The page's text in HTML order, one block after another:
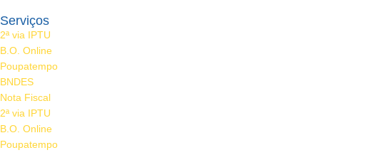
Serviços
2ª via IPTU
B.O. Online
Poupatempo
BNDES
Nota Fiscal
2ª via IPTU
B.O. Online
Poupatempo